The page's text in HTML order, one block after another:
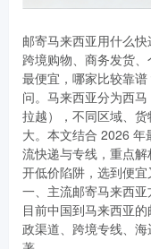
邮寄马来西亚用什么
跨境购物、商务发货
最便宜，哪家比较靠
问。马来西亚分为西
拉越），不同区域、
大。本文结合 2026
流快递与专线，重点
开低价陷阱，选到便宜
一、主流邮寄马来西亚
目前中国到马来西亚
政渠道、跨境专线、